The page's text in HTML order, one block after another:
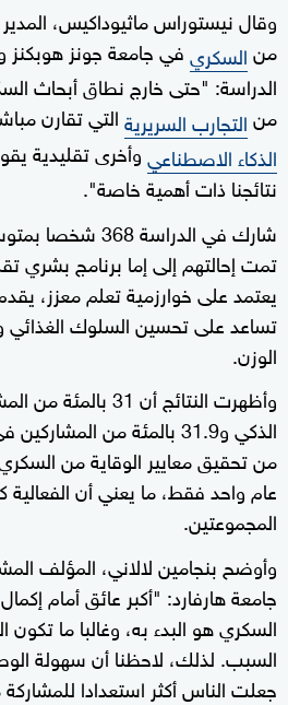
وقال نيستوراس ماثيوداكيس، المدير
منالسكريفي جامعة جونز
الدراسة: "حتى خارج نطاق أبحاث
منالتجارب السريريةالتي تقارن
الذكاء الاصطناعيوأخرى تقليدية
نتائجنا ذات أهمية خاصة".
تمت إحالتهم إلى إما برنامج بشري
يعتمد على خوارزمية تعلم معزز،
تساعد على تحسين السلوك الغذائي
الوزن.
وأظهرت النتائج أن
الذكي و31.9 بالمئة من
عام واحد فقط، ما يعني أن الفعالية
المجموعتين.
وأوضح بنجامين لالاني، المؤلف
جامعة هارفارد: "أكبر عائق أمام
السكري هو البدء به، وغالبا ما تكون
السبب. لذلك، لاحظنا أن سهولة
جعلت الناس أكثر استعدادا للمشاركة